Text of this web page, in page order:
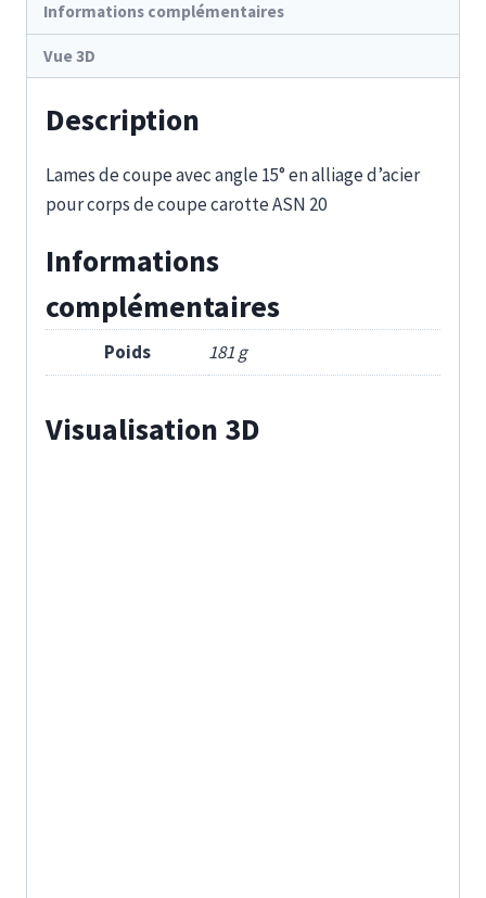
Informations complémentaires
Vue 3D
Description
Lames de coupe avec angle 15° en alliage d’acier
pour corps de coupe carotte ASN 20
Informations
complémentaires
Poids 181 g
Visualisation 3D